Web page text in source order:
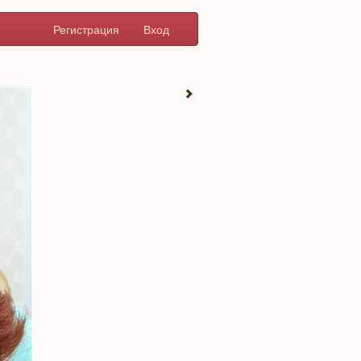
Регистрация Вход